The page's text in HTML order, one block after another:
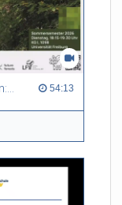
Between tradition and transformation: how owners, advisers and institutions co-create knowledge for resilient forests in Europe 54:13